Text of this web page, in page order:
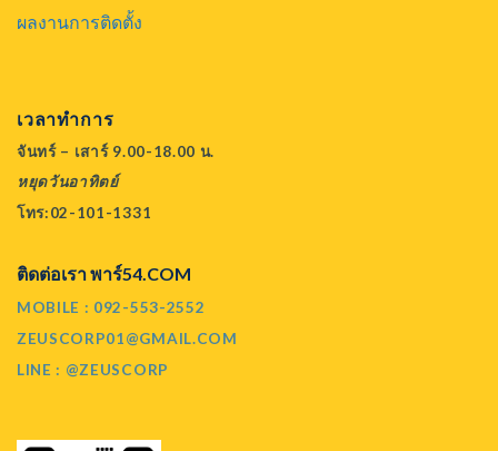
ผลงานการติดตั้ง
เวลาทำการ
จันทร์ – เสาร์ 9.00-18.00 น.
หยุดวันอาทิตย์
โทร:02-101-1331
ติดต่อเรา พาร์54.COM
MOBILE : 092-553-2552
ZEUSCORP01@GMAIL.COM
LINE : @ZEUSCORP